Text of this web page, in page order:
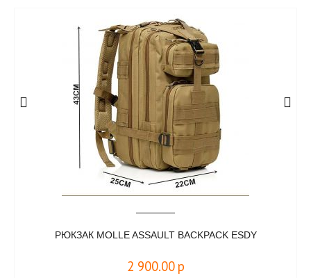
РЮКЗАК MOLLE ASSAULT BACKPACK ESDY
2 900.00 р